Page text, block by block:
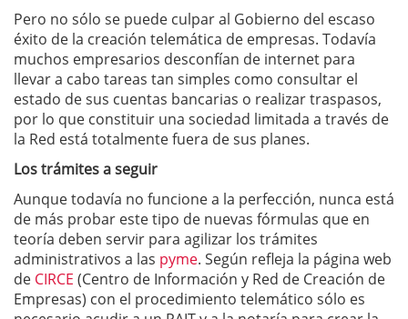
Pero no sólo se puede culpar al Gobierno del escaso
éxito de la creación telemática de empresas. Todavía
muchos empresarios desconfían de internet para
llevar a cabo tareas tan simples como consultar el
estado de sus cuentas bancarias o realizar traspasos,
por lo que constituir una sociedad limitada a través de
la Red está totalmente fuera de sus planes.
Los trámites a seguir
Aunque todavía no funcione a la perfección, nunca está
de más probar este tipo de nuevas fórmulas que en
teoría deben servir para agilizar los trámites
administrativos a las pyme. Según refleja la página web
de CIRCE (Centro de Información y Red de Creación de
Empresas) con el procedimiento telemático sólo es